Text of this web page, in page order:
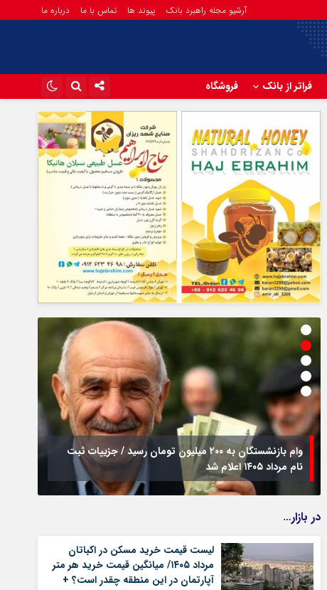
آرشیو مجله راهبرد بانک پیوند ها تماس با ما درباره ما
فراتر از بانک فروشگاه
اینستاگرام
تلگرام
آپارات
وام بازنشستگان به ۲۰۰ میلیون تومان رسید / جزییات ثبت
نام مرداد ۱۴۰۵ اعلام شد
در بازار…
لیست قیمت خرید مسکن در اکباتان
مرداد ۱۴۰۵/ میانگین قیمت خرید هر متر
آپارتمان در این منطقه چقدر است؟ +